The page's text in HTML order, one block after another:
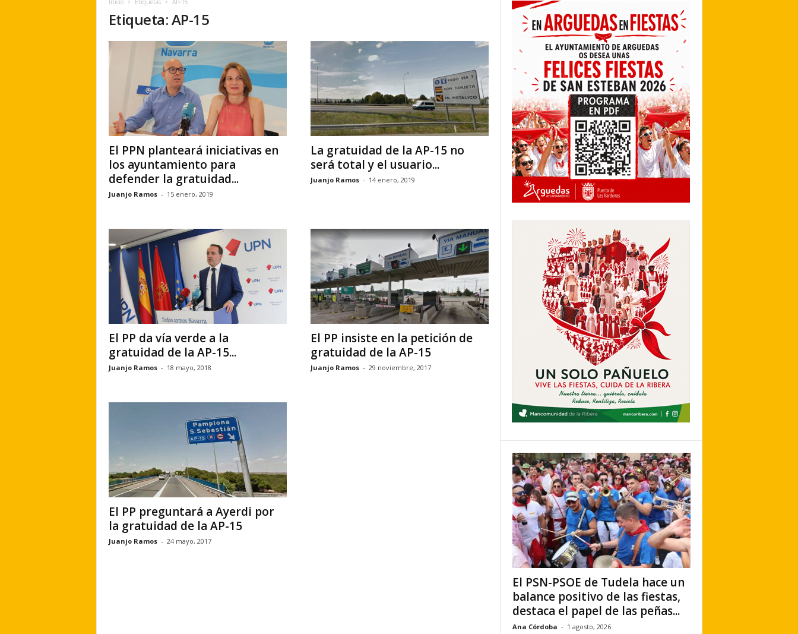
Inicio Etiquetas AP-15
Etiqueta: AP-15
El PPN planteará iniciativas en
los ayuntamiento para
defender la gratuidad...
Juanjo Ramos - 15 enero, 2019
La gratuidad de la AP-15 no
será total y el usuario...
Juanjo Ramos - 14 enero, 2019
El PP da vía verde a la
gratuidad de la AP-15...
Juanjo Ramos - 18 mayo, 2018
El PP insiste en la petición de
gratuidad de la AP-15
Juanjo Ramos - 29 noviembre, 2017
El PP preguntará a Ayerdi por
la gratuidad de la AP-15
Juanjo Ramos - 24 mayo, 2017
El PSN-PSOE de Tudela hace un
balance positivo de las fiestas,
destaca el papel de las peñas...
Ana Córdoba - 1 agosto, 2026